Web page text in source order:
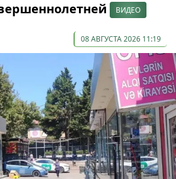
ВИДЕО
08 АВГУСТА 2026 11:19